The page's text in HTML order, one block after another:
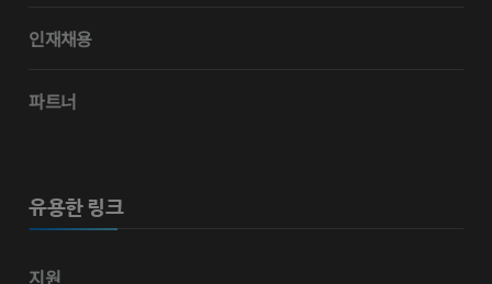
인재채용
파트너
유용한 링크
지원